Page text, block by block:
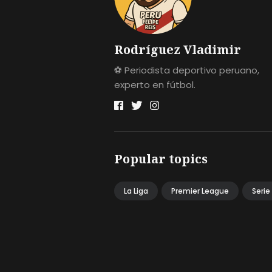
Rodríguez Vladimir
⚽ Periodista deportivo peruano,
experto en fútbol.
Popular topics
La Liga Premier League Serie